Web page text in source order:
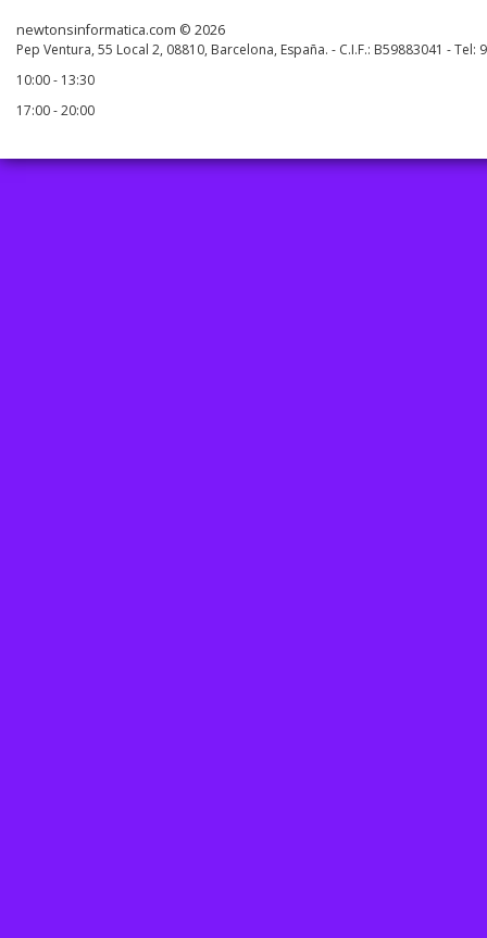
newtonsinformatica.com © 2026
Pep Ventura, 55 Local 2, 08810, Barcelona, España. - C.I.F.: B59883041 - Tel:
10:00 - 13:30
17:00 - 20:00